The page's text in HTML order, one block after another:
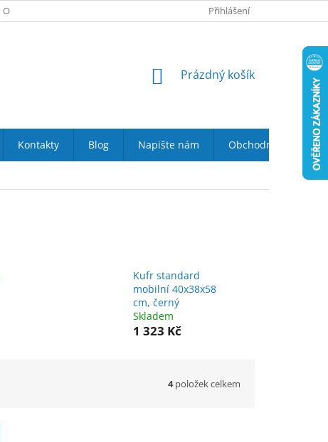
O NÁS DOPRAVA A PLATBA
Přihlášení
NÁKUPNÍ
Prázdný košík
Kontakty Blog Napište nám Obchodní podmínky
Kufr standard
mobilní 40x38x58
cm, černý
Skladem
1 323 Kč
4položek celkem